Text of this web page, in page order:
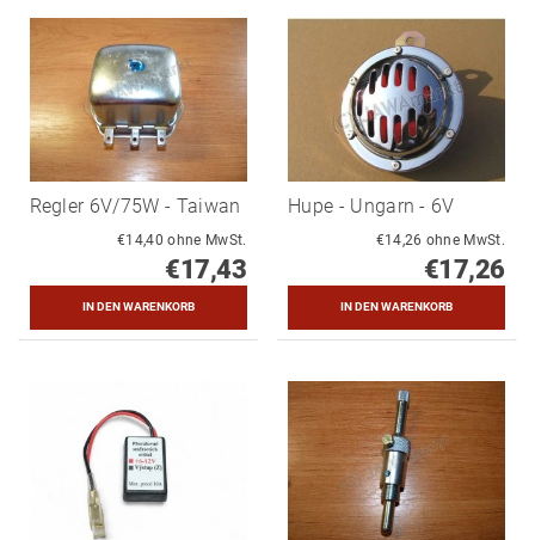
Regler 6V/75W - Taiwan
€14,40 ohne MwSt.
€17,43
Hupe - Ungarn - 6V
€14,26 ohne MwSt.
€17,26